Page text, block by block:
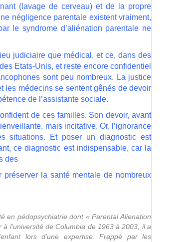
(lavage de cerveau) et de la propre
négligence parentale existent vraiment,
le syndrome d’aliénation parentale ne
judiciaire que médical, et ce, dans des
Etats-Unis, et reste encore confidentiel
sont peu nombreux. La justice
les médecins se sentent gênés de devoir
de l’assistante sociale.
de ces familles. Son devoir, avant
mais incitative. Or, l’ignorance
situations. Et poser un diagnostic est
ce diagnostic est indispensable, car la
des
la santé mentale de nombreux
en pédopsychiatrie dont « Parental Alienation
l’université de Columbia de 1963 à 2003, il a
lors d’une expertise. Frappé par les